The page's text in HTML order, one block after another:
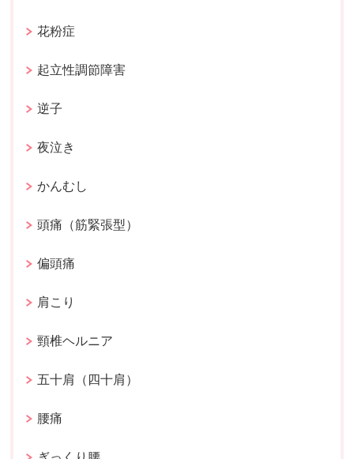
花粉症
起立性調節障害
逆子
夜泣き
かんむし
頭痛（筋緊張型）
偏頭痛
肩こり
頸椎ヘルニア
五十肩（四十肩）
腰痛